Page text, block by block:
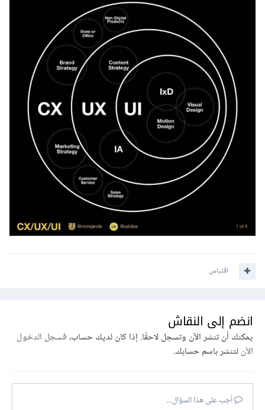
اقتباس
انضم إلى النقاش
يمكنك أن تنشر الآن وتسجل لاحقًا. إذا كان لديك حساب،فسجل الدخول
الآنلتنشر باسم حسابك.
أجب على هذا السؤال...